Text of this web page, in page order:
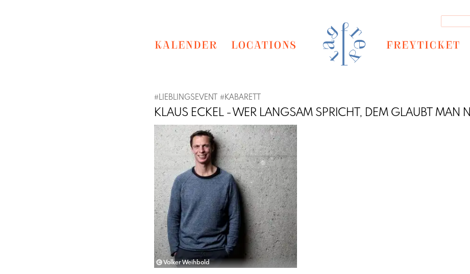
KALENDER LOCATIONS FREYTICKET
#LIEBLINGSEVENT #KABARETT
KLAUS ECKEL - WER LANGSAM SPRICHT, DEM GLAUBT MAN
Volker Weihbold
Previous Next